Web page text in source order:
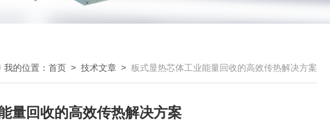
我的位置： 首页 > 技术文章 > 板式显热芯体工业能量回收的高效传热解决方案
量回收的高效传热解决方案